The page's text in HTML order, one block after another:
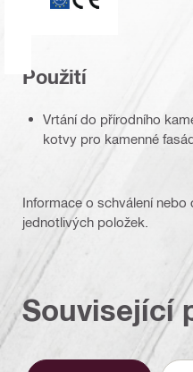
Použití
Vrtání do přírodního
kotvy pro kamenné
Informace o schválení nebo
jednotlivých položek.
Související